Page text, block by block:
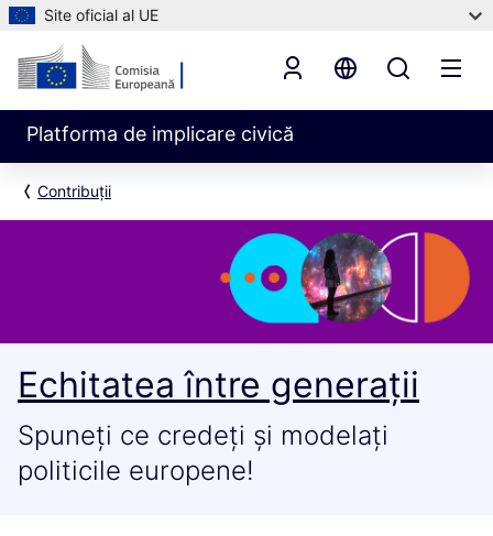
Site oficial al UE
Platforma de implicare civică
Contribuții
Echitatea între generații
Spuneți ce credeți și modelați
politicile europene!